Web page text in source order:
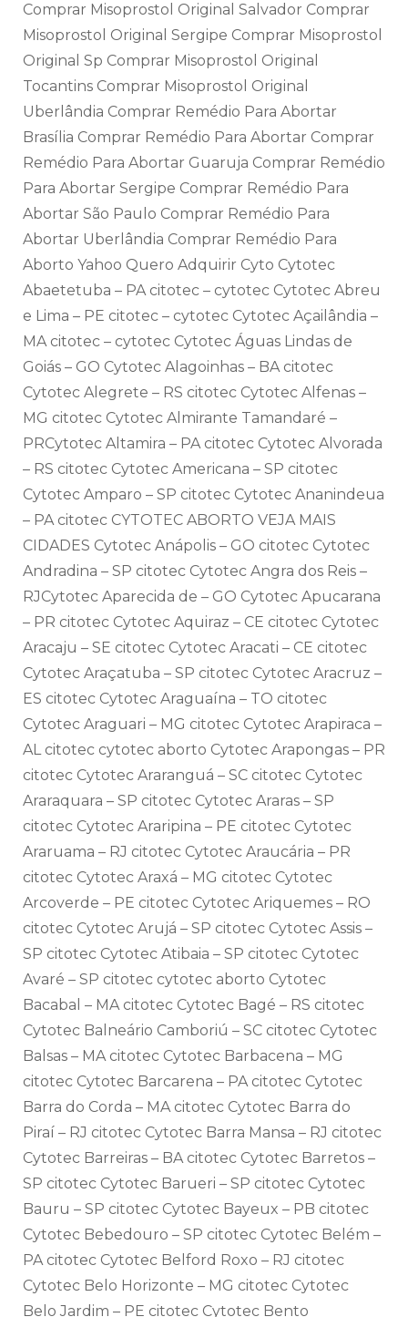
Comprar Misoprostol Original Salvador Comprar
Misoprostol Original Sergipe Comprar Misoprostol
Original Sp Comprar Misoprostol Original
Tocantins Comprar Misoprostol Original
Uberlândia Comprar Remédio Para Abortar
Brasília Comprar Remédio Para Abortar Comprar
Remédio Para Abortar Guaruja Comprar Remédio
Para Abortar Sergipe Comprar Remédio Para
Abortar São Paulo Comprar Remédio Para
Abortar Uberlândia Comprar Remédio Para
Aborto Yahoo Quero Adquirir Cyto Cytotec
Abaetetuba – PA citotec – cytotec Cytotec Abreu
e Lima – PE citotec – cytotec Cytotec Açailândia –
MA citotec – cytotec Cytotec Águas Lindas de
Goiás – GO Cytotec Alagoinhas – BA citotec
Cytotec Alegrete – RS citotec Cytotec Alfenas –
MG citotec Cytotec Almirante Tamandaré –
PRCytotec Altamira – PA citotec Cytotec Alvorada
– RS citotec Cytotec Americana – SP citotec
Cytotec Amparo – SP citotec Cytotec Ananindeua
– PA citotec CYTOTEC ABORTO VEJA MAIS
CIDADES Cytotec Anápolis – GO citotec Cytotec
Andradina – SP citotec Cytotec Angra dos Reis –
RJCytotec Aparecida de – GO Cytotec Apucarana
– PR citotec Cytotec Aquiraz – CE citotec Cytotec
Aracaju – SE citotec Cytotec Aracati – CE citotec
Cytotec Araçatuba – SP citotec Cytotec Aracruz –
ES citotec Cytotec Araguaína – TO citotec
Cytotec Araguari – MG citotec Cytotec Arapiraca –
AL citotec cytotec aborto Cytotec Arapongas – PR
citotec Cytotec Araranguá – SC citotec Cytotec
Araraquara – SP citotec Cytotec Araras – SP
citotec Cytotec Araripina – PE citotec Cytotec
Araruama – RJ citotec Cytotec Araucária – PR
citotec Cytotec Araxá – MG citotec Cytotec
Arcoverde – PE citotec Cytotec Ariquemes – RO
citotec Cytotec Arujá – SP citotec Cytotec Assis –
SP citotec Cytotec Atibaia – SP citotec Cytotec
Avaré – SP citotec cytotec aborto Cytotec
Bacabal – MA citotec Cytotec Bagé – RS citotec
Cytotec Balneário Camboriú – SC citotec Cytotec
Balsas – MA citotec Cytotec Barbacena – MG
citotec Cytotec Barcarena – PA citotec Cytotec
Barra do Corda – MA citotec Cytotec Barra do
Piraí – RJ citotec Cytotec Barra Mansa – RJ citotec
Cytotec Barreiras – BA citotec Cytotec Barretos –
SP citotec Cytotec Barueri – SP citotec Cytotec
Bauru – SP citotec Cytotec Bayeux – PB citotec
Cytotec Bebedouro – SP citotec Cytotec Belém –
PA citotec Cytotec Belford Roxo – RJ citotec
Cytotec Belo Horizonte – MG citotec Cytotec
Belo Jardim – PE citotec Cytotec Bento